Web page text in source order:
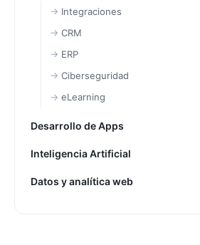
Integraciones
CRM
ERP
Ciberseguridad
eLearning
Desarrollo de Apps
Inteligencia Artificial
Datos y analítica web